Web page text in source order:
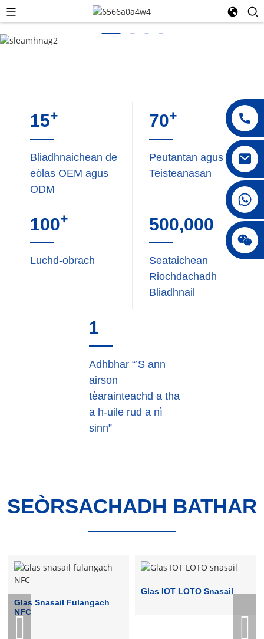
jenny010678
15+
Bliadhnaichean de
eòlas OEM agus
ODM
70+
Peutantan agus
Teisteanasan
100+
Luchd-obrach
500,000
Seataichean
Riochdachadh
Bliadhnail
1
Adhbhar “’S ann
airson
tèarainteachd a tha
a h-uile rud a nì
sinn”
SEÒRSACHADH BATHAR
Glas Snasail Fulangach
NFC
Glas IOT LOTO Snasail